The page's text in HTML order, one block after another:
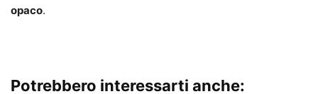
opaco.
Potrebbero interessarti anche: